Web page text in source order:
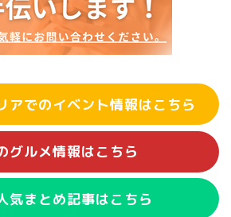
アでのイベント情報はこちら
グルメ情報はこちら
気まとめ記事はこちら